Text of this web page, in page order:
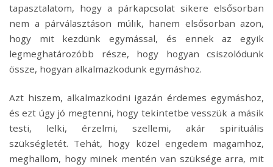
tapasztalatom, hogy a párkapcsolat sikere elsősorban
nem a párválasztáson múlik, hanem elsősorban azon,
hogy mit kezdünk egymással, és ennek az egyik
legmeghatározóbb része, hogy hogyan csiszolódunk
össze, hogyan alkalmazkodunk egymáshoz.
Azt hiszem, alkalmazkodni igazán érdemes egymáshoz,
és ezt úgy jó megtenni, hogy tekintetbe vesszük a másik
testi, lelki, érzelmi, szellemi, akár spirituális
szükségletét. Tehát, hogy közel engedem magamhoz,
meghallom, hogy minek mentén van szüksége arra, mit